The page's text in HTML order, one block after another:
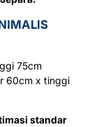
75cm
60cm x tinggi
standar